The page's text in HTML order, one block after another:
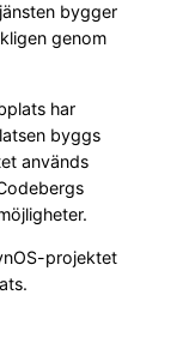
bygger
genom
har
byggs
används
projektet